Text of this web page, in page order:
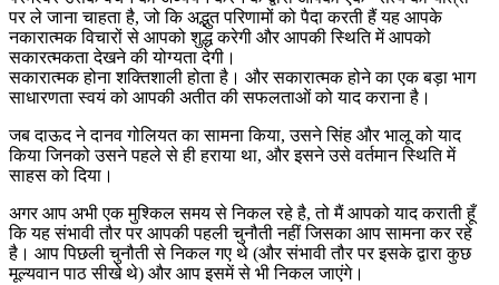
पर ले जाना चाहता है, जो कि अद्भुत परिणामों को पैदा करती हैं यह आपके
नकारात्मक विचारों से आपको शुद्ध करेगी और आपकी स्थिति में आपको
सकारत्मकता देखने की योग्यता देगी।
सकारात्मक होना शक्तिशाली होता है। और सकारात्मक होने का एक बड़ा भाग
साधारणता स्वयं को आपकी अतीत की सफलताओं को याद कराना है।
जब दाऊद ने दानव गोलियत का सामना किया, उसने सिंह और भालू को याद
किया जिनको उसने पहले से ही हराया था, और इसने उसे वर्तमान स्थिति में
साहस को दिया।
अगर आप अभी एक मुश्किल समय से निकल रहे है, तो मैं आपको याद कराती हूँ
कि यह संभावी तौर पर आपकी पहली चुनौती नहीं जिसका आप सामना कर रहे
है। आप पिछली चुनौती से निकल गए थे (और संभावी तौर पर इसके द्वारा कुछ
मूल्यवान पाठ सीखे थे) और आप इसमें से भी निकल जाएंगे।